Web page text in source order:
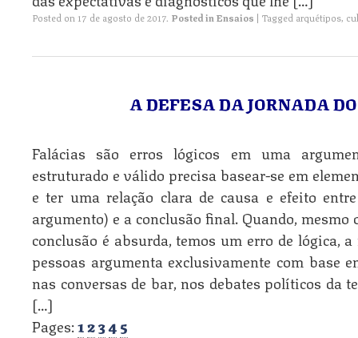
Posted on 17 de agosto de 2017. Posted inEnsaios | Tagged arquétipos,
A DEFESA DA JORNADA
Falácias são erros lógicos em uma
estruturado e válido precisa basear-se em
e ter uma relação clara de causa e efeito
argumento) e a conclusão final. Quando,
conclusão é absurda, temos um erro de lógica,
pessoas argumenta exclusivamente com base
nas conversas de bar, nos debates políticos da
[…]
Pages:12345